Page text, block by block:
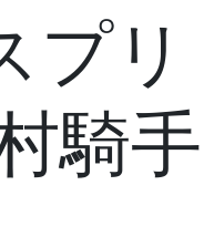
プリ
騎手